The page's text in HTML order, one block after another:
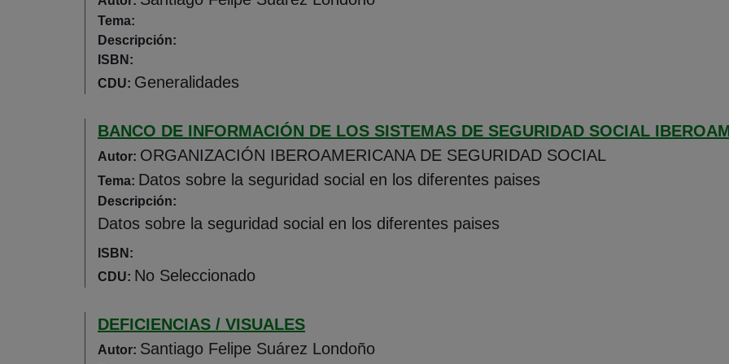
Tema:
Descripción:
ISBN:
CDU: Generalidades
BANCO DE INFORMACIÓN DE LOS SISTEMAS DE SEGURIDAD SOCIAL
Autor: ORGANIZACIÓN IBEROAMERICANA DE SEGURIDAD SOCIAL
Tema: Datos sobre la seguridad social en los diferentes paises
Descripción:
Datos sobre la seguridad social en los diferentes paises
ISBN:
CDU: No Seleccionado
DEFICIENCIAS / VISUALES
Autor: Santiago Felipe Suárez Londoño